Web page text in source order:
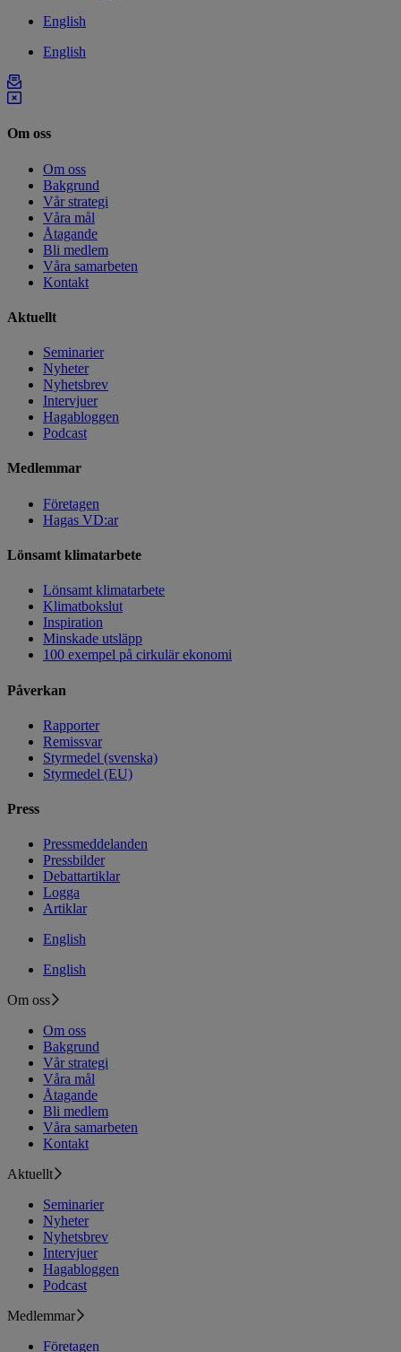
English
English
Om oss
Om oss
Bakgrund
Vår strategi
Våra mål
Åtagande
Bli medlem
Våra samarbeten
Kontakt
Aktuellt
Seminarier
Nyheter
Nyhetsbrev
Intervjuer
Hagabloggen
Podcast
Medlemmar
Företagen
Hagas VD:ar
Lönsamt klimatarbete
Lönsamt klimatarbete
Klimatbokslut
Inspiration
Minskade utsläpp
100 exempel på cirkulär ekonomi
Påverkan
Rapporter
Remissvar
Styrmedel (svenska)
Styrmedel (EU)
Press
Pressmeddelanden
Pressbilder
Debattartiklar
Logga
Artiklar
English
English
Om oss
Om oss
Bakgrund
Vår strategi
Våra mål
Åtagande
Bli medlem
Våra samarbeten
Kontakt
Aktuellt
Seminarier
Nyheter
Nyhetsbrev
Intervjuer
Hagabloggen
Podcast
Medlemmar
Företagen